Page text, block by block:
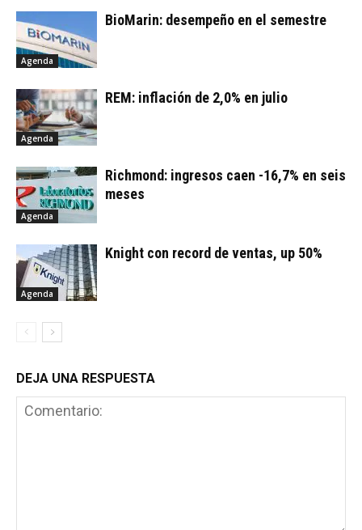
Agenda
BioMarin: desempeño en el semestre
Agenda
REM: inflación de 2,0% en julio
Agenda
Richmond: ingresos caen -16,7% en seis
meses
Agenda
Knight con record de ventas, up 50%
DEJA UNA RESPUESTA